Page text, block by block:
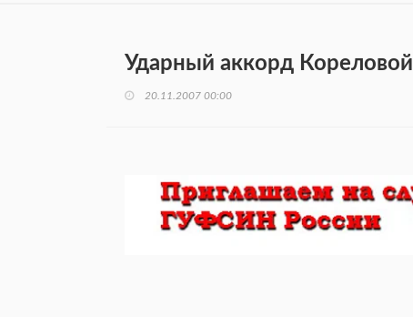
Ударный аккорд Кореловой
20.11.2007 00:00